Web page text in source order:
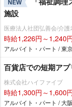
NEW
施設
医療法人社団弘善会/介
時給1,226円～1,240
アルバイト・パート / 東
百貨店での短期ア
株式会社ハイファイブ
時給1,300円～1,600
アルバイト・パート / 大